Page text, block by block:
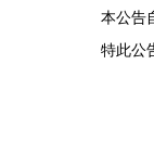
本公告自
特此公告